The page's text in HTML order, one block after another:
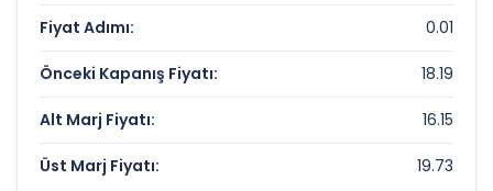
EMLAK KONUT GMYO Rekorlar ve Önemli
Seviyeler
Bugün Gördüğü En Yüksek Fiyat:
Son 1 Yılın Zirvesi:
26.36456812 TL
Son 1 Yılın Dibi:
17.12919212 TL
Fiyat Adımı: 0.01
Önceki Kapanış Fiyatı: 18.19
Alt Marj Fiyatı: 16.15
Üst Marj Fiyatı: 19.73